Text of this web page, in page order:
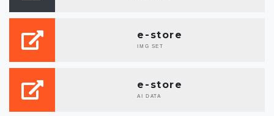
e-store
IMG SET
e-store
AI DATA